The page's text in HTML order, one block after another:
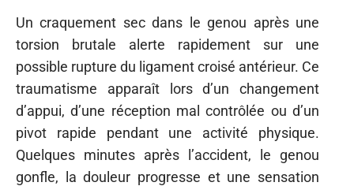
Un craquement sec dans le genou après une
torsion brutale alerte rapidement sur une
possible rupture du ligament croisé antérieur. Ce
traumatisme apparaît lors d’un changement
d’appui, d’une réception mal contrôlée ou d’un
pivot rapide pendant une activité physique.
Quelques minutes après l’accident, le genou
gonfle, la douleur progresse et une sensation